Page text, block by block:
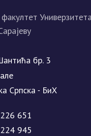
бр. 3
Српска - БиХ
651
945